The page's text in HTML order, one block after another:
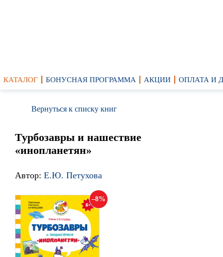
КАТАЛОГ БОНУСНАЯ ПРОГРАММА АКЦИИ ОПЛАТА И
Вернуться к списку книг
Турбозавры и нашествие
«инопланетян»
Автор: Е.Ю. Петухова
8